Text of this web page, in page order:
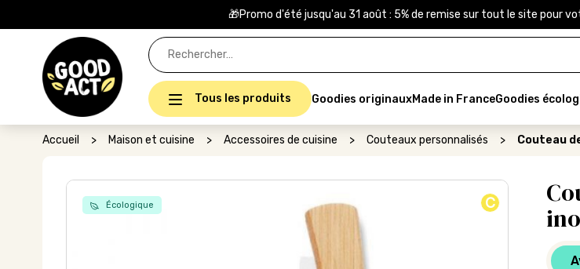
🎁Promo d'été jusqu'au 31 août : 5% de remise sur tout le site pour
Rechercher :
Tous les produits Goodies originauxMade in FranceGoodies
Accueil > Maison et cuisine > Accessoires de cuisine > Couteaux personnalisés > Couteau
Écologique C